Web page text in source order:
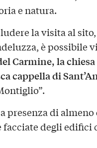
e natura.
la visita al
è possibile
Carmine, la
cappella di
presenza di almeno
degli edifici